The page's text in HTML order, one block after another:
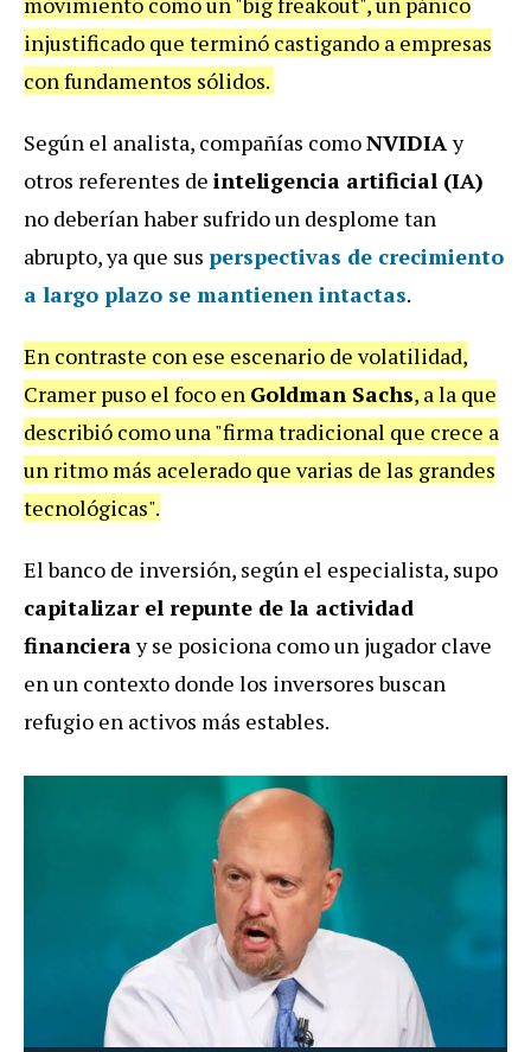
injustificado que terminó castigando a empresas
con fundamentos sólidos.
Según el analista, compañías comoNVIDIAy
otros referentes de inteligencia artificial (IA)
no deberían haber sufrido un desplome tan
abrupto, ya que sus perspectivas de crecimiento
a largo plazo se mantienen intactas.
En contraste con ese escenario de volatilidad,
Cramer puso el foco en Goldman Sachs, a la que
describió como una "firma tradicional que crece a
un ritmo más acelerado que varias de las grandes
tecnológicas".
El banco de inversión, según el especialista, supo
capitalizar el repunte de la actividad
financieray se posiciona como un jugador clave
en un contexto donde los inversores buscan
refugio en activos más estables.